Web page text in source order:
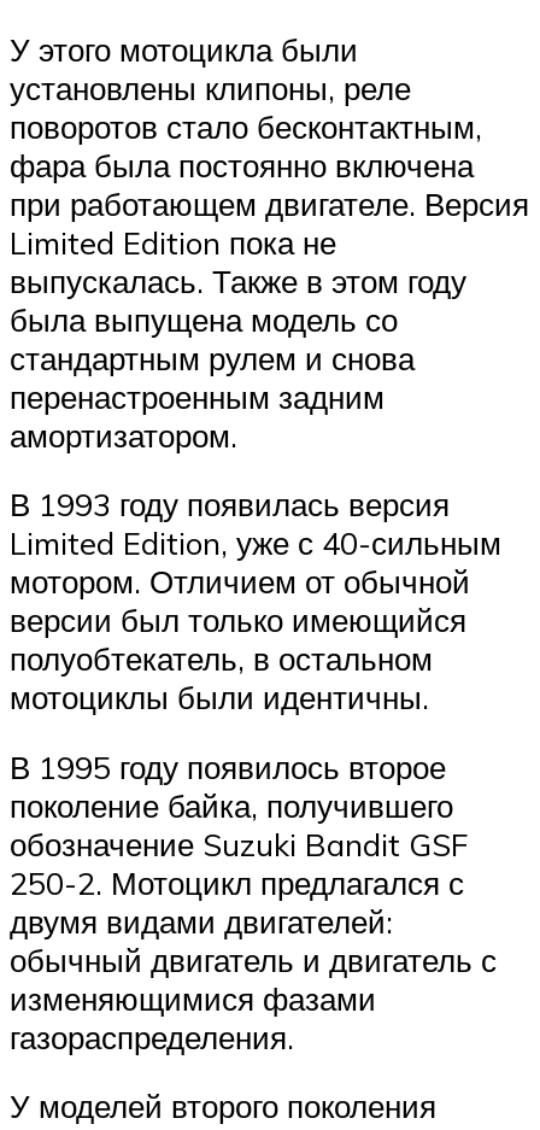
У этого мотоцикла были
установлены клипоны, реле
поворотов стало бесконтактным,
фара была постоянно включена
при работающем двигателе. Версия
Limited Edition пока не
выпускалась. Также в этом году
была выпущена модель со
стандартным рулем и снова
перенастроенным задним
амортизатором.
В 1993 году появилась версия
Limited Edition, уже с 40-сильным
мотором. Отличием от обычной
версии был только имеющийся
полуобтекатель, в остальном
мотоциклы были идентичны.
В 1995 году появилось второе
поколение байка, получившего
обозначение Suzuki Bandit GSF
250-2. Мотоцикл предлагался с
двумя видами двигателей:
обычный двигатель и двигатель с
изменяющимися фазами
газораспределения.
У моделей второго поколения